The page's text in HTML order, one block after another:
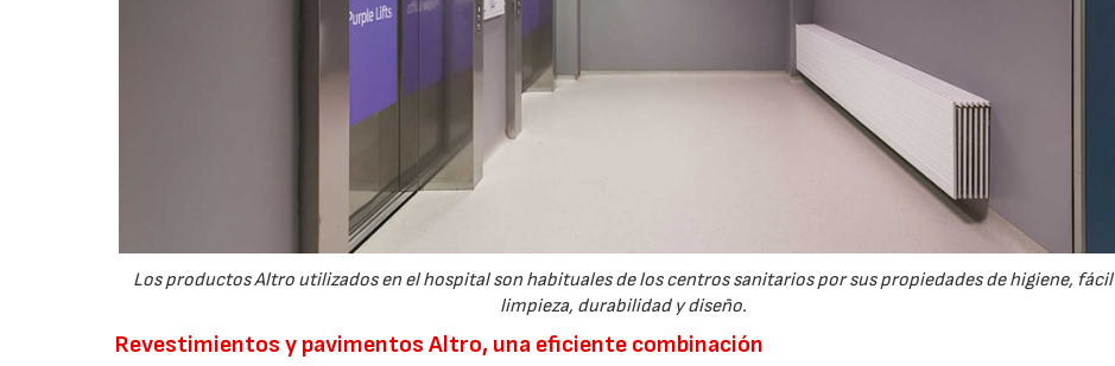
Los productos Altro utilizados en el hospital son habituales de los centros sanitarios por sus propiedades de higiene, fácil
limpieza, durabilidad y diseño.
Revestimientos y pavimentos Altro, una eficiente combinación